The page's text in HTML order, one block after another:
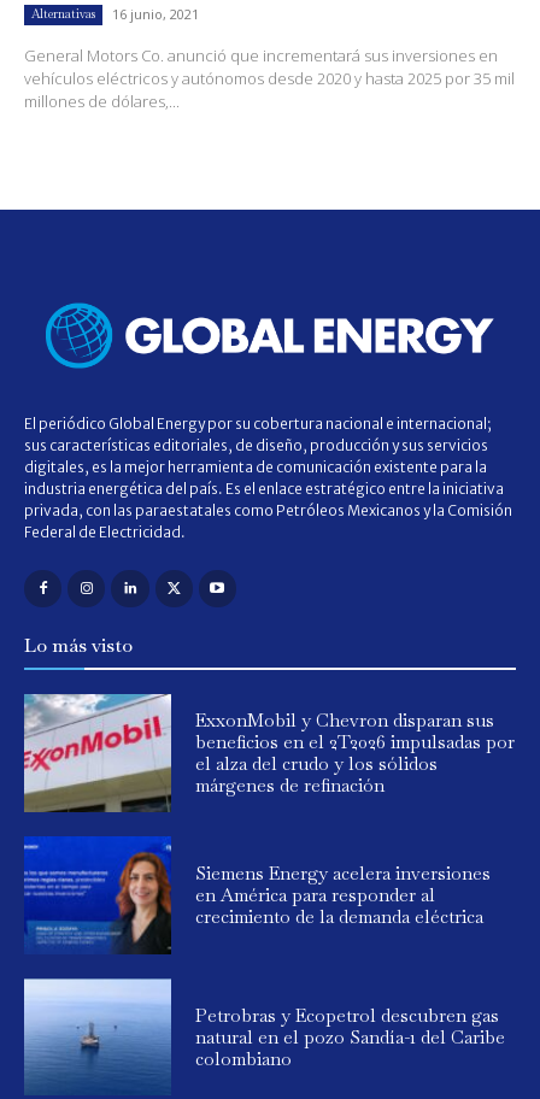
Alternativas 16 junio, 2021
General Motors Co. anunció que incrementará sus inversiones en
vehículos eléctricos y autónomos desde 2020 y hasta 2025 por 35 mil
millones de dólares,...
El periódico Global Energy por su cobertura nacional e internacional;
sus características editoriales, de diseño, producción y sus servicios
digitales, es la mejor herramienta de comunicación existente para la
industria energética del país. Es el enlace estratégico entre la iniciativa
privada, con las paraestatales como Petróleos Mexicanos y la Comisión
Federal de Electricidad.
Lo más visto
ExxonMobil y Chevron disparan sus
beneficios en el 2T2026 impulsadas por
el alza del crudo y los sólidos
márgenes de refinación
Siemens Energy acelera inversiones
en América para responder al
crecimiento de la demanda eléctrica
Petrobras y Ecopetrol descubren gas
natural en el pozo Sandía-1 del Caribe
colombiano